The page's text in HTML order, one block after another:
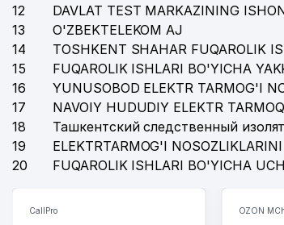
12
DAVLAT TEST MARKAZINING
13
O'ZBEKTELEKOM AJ
14
TOSHKENT SHAHAR FUQAROLIK
15
FUQAROLIK ISHLARI BO'YICHA
16
YUNUSOBOD ELEKTR TARMOG'I
17
NAVOIY HUDUDIY ELEKTR
18
Ташкентский следственный
19
ELEKTRTARMOG'I
20
FUQAROLIK ISHLARI BO'YICHA
CallPro OZON